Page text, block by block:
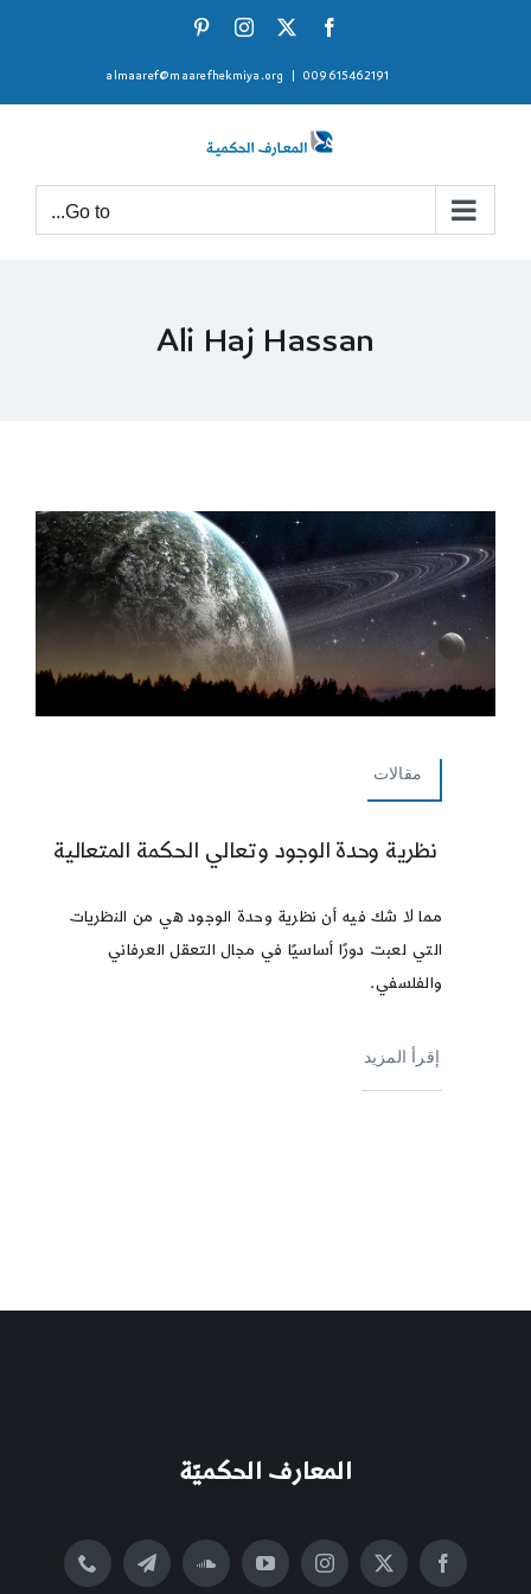
Facebook
X
Instagram
009615462191
almaaref@maarefhekmiya.org
Go to...
Ali Haj Hassan
مقالات
نظرية وحدة الوجود وتعالي الحكمة المتعالية
مما لا شك فيه أن نظرية وحدة الوجود هي من النظريات
التي لعبت دورًا أساسيًا في مجال التعقل العرفاني
والفلسفي.
إقرأ المزيد
المعارف الحكميّة